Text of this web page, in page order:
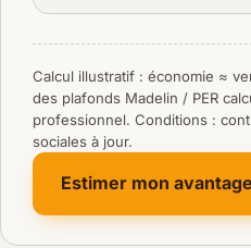
Calcul illustratif : économie ≈
des plafonds Madelin / PER
professionnel. Conditions :
sociales à jour.
Estimer mon